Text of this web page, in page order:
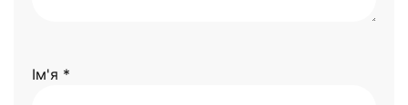
Ім'я *